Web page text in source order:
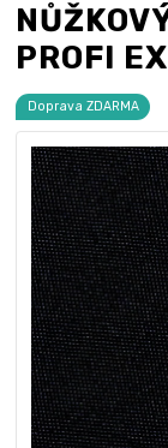
PROFI
Doprava ZDARMA